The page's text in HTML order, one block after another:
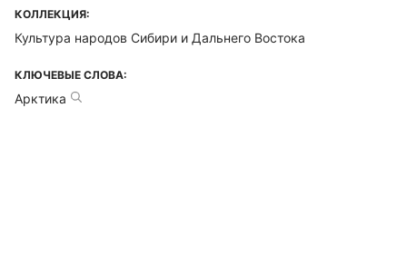
КОЛЛЕКЦИЯ:
Культура народов Сибири и Дальнего Востока
КЛЮЧЕВЫЕ СЛОВА:
Арктика